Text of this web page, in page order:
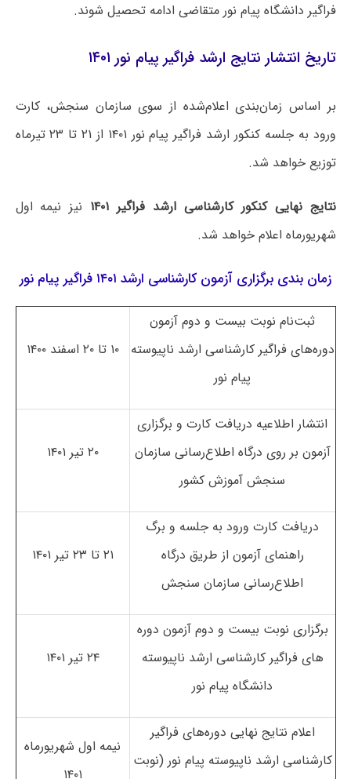
فراگیر دانشگاه پیام نور متقاضی ادامه تحصیل شوند.
تاریخ انتشار نتایج ارشد فراگیر پیام نور ۱۴۰۱
بر اساس زمان‌بندی اعلام‌شده از سوی سازمان سنجش، کارت
ورود به جلسه کنکور ارشد فراگیر پیام نور ۱۴۰۱ از ۲۱ تا ۲۳ تیرماه
توزیع خواهد شد.
نتایج نهایی کنکور کارشناسی ارشد فراگیر ۱۴۰۱
نیز نیمه اول
شهریورماه اعلام خواهد شد.
زمان بندی برگزاری آزمون کارشناسی ارشد ۱۴۰۱ فراگیر پیام نور
ثبت‌نام نوبت بیست و دوم آزمون
دوره‌های فراگیر کارشناسی ارشد ناپیوسته
پیام نور
۱۰ تا ۲۰ اسفند ۱۴۰۰
انتشار اطلاعیه دریافت کارت و برگزاری
آزمون بر روی درگاه اطلاع‌رسانی سازمان
سنجش آموزش کشور
۲۰ تیر ۱۴۰۱
دریافت کارت ورود به جلسه و برگ
راهنمای آزمون از طریق درگاه
اطلاع‌رسانی سازمان سنجش
۲۱ تا ۲۳ تیر ۱۴۰۱
برگزاری نوبت بیست و دوم آزمون دوره
های فراگیر کارشناسی ارشد ناپیوسته
دانشگاه پیام نور
۲۴ تیر ۱۴۰۱
اعلام نتایج نهایی دوره‌های فراگیر
کارشناسی ارشد ناپیوسته پیام نور (نوبت
نیمه اول شهریورماه
۱۴۰۱